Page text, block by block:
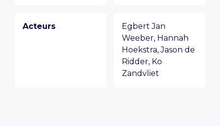
Acteurs
Egbert Jan
Weeber, Hannah
Hoekstra,Jason de
Ridder, Ko
Zandvliet